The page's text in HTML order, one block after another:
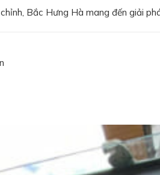
Bắc Hưng Hà mang đến giải